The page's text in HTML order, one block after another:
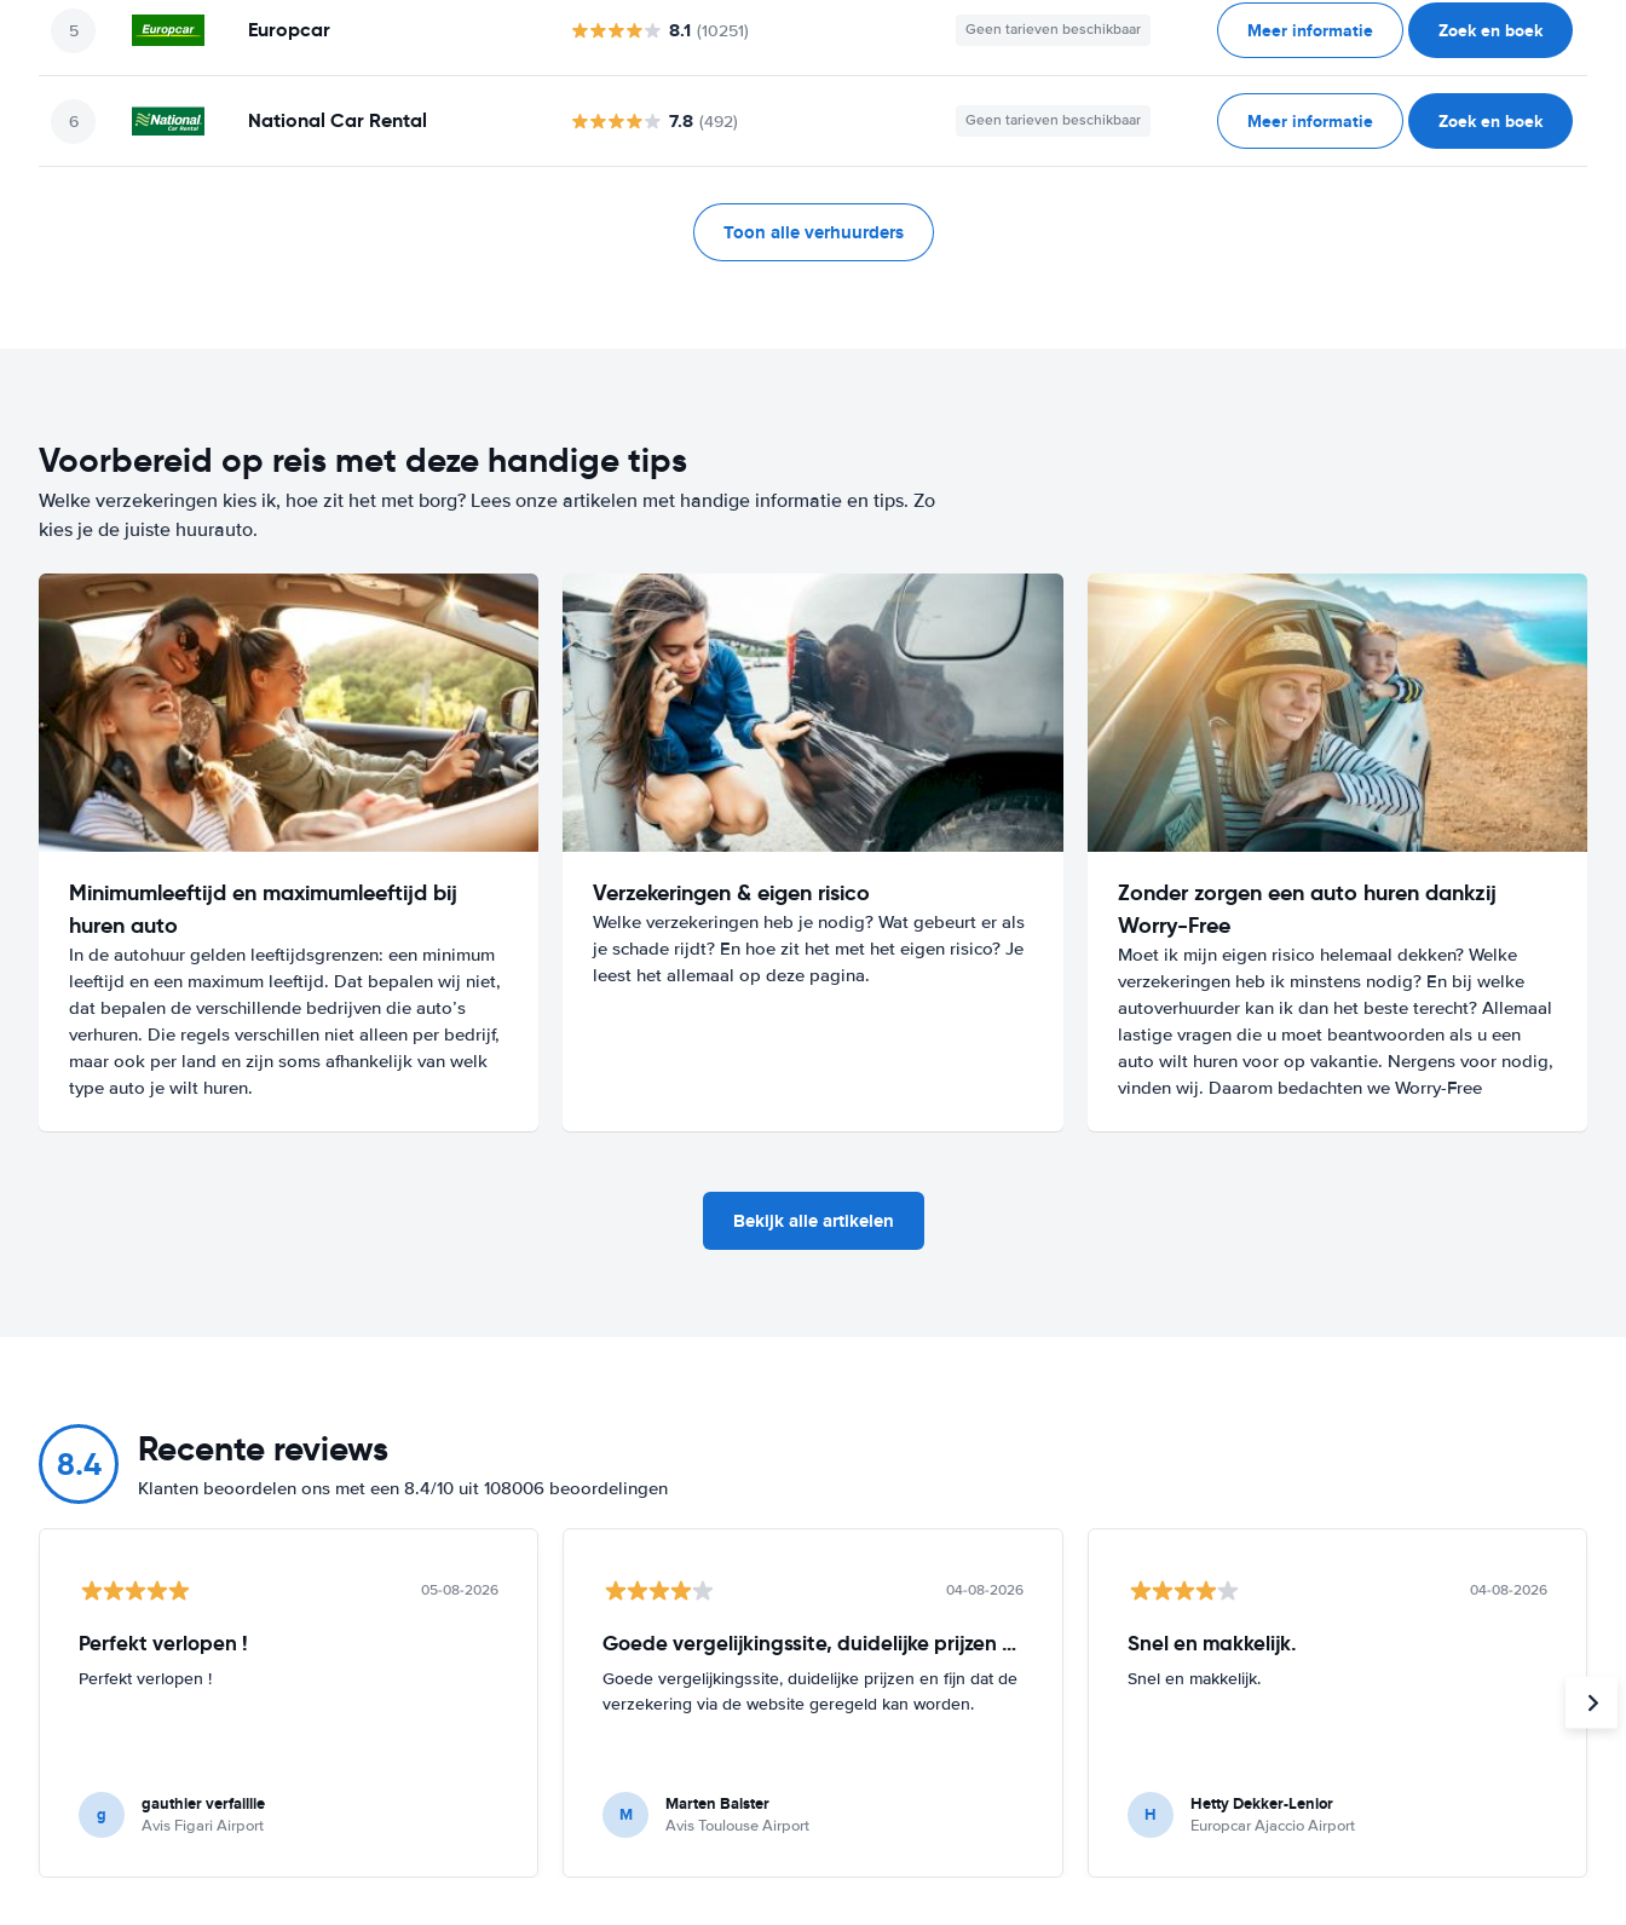
Europcar 8.1 (10251) Geen tarieven beschikbaar Meer informatie Zoek en boek
National Car Rental 7.8 (492) Geen tarieven beschikbaar Meer informatie Zoek en boek
Toon alle verhuurders
Voorbereid op reis met deze handige tips
Welke verzekeringen kies ik, hoe zit het met borg? Lees onze artikelen met handige informatie en tips. Zo
kies je de juiste huurauto.
Minimumleeftijd en maximumleeftijd bij
huren auto
In de autohuur gelden leeftijdsgrenzen: een minimum
leeftijd en een maximum leeftijd. Dat bepalen wij niet,
dat bepalen de verschillende bedrijven die auto’s
verhuren. Die regels verschillen niet alleen per bedrijf,
maar ook per land en zijn soms afhankelijk van welk
type auto je wilt huren.
Verzekeringen & eigen risico
Welke verzekeringen heb je nodig? Wat gebeurt er als
je schade rijdt? En hoe zit het met het eigen risico? Je
leest het allemaal op deze pagina.
Zonder zorgen een auto huren dankzij
Worry-Free
Moet ik mijn eigen risico helemaal dekken? Welke
verzekeringen heb ik minstens nodig? En bij welke
autoverhuurder kan ik dan het beste terecht? Allemaal
lastige vragen die u moet beantwoorden als u een
auto wilt huren voor op vakantie. Nergens voor nodig,
vinden wij. Daarom bedachten we Worry-Free
Bekijk alle artikelen
8.4 Recente reviews
Klanten beoordelen ons met een 8.4/10 uit 108006 beoordelingen
05-08-2026
Perfekt verlopen !
Perfekt verlopen !
g gauthier verfaillie
Avis Figari Airport
04-08-2026
Goede vergelijkingssite, duidelijke prijzen en
Goede vergelijkingssite, duidelijke prijzen en fijn dat de
verzekering via de website geregeld kan worden.
M Marten Balster
Avis Toulouse Airport
04-08-2026
Snel en makkelijk.
Snel en makkelijk.
H Hetty Dekker-Lenior
Europcar Ajaccio Airport